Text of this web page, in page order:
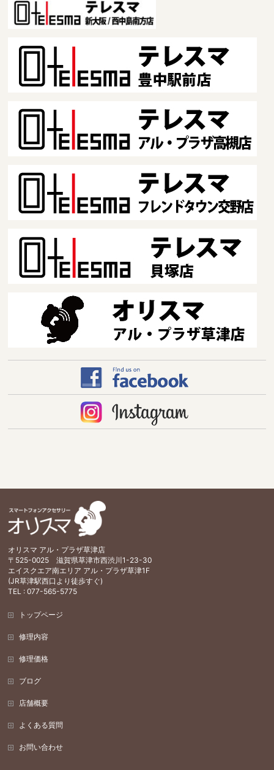
オリスマ アル・プラザ草津店
〒525-0025 滋賀県草津市西渋川1-23-30
エイスクエア南エリア アル・プラザ草津1F
(JR草津駅西口より徒歩すぐ)
TEL : 077-565-5775
トップページ
修理内容
修理価格
ブログ
店舗概要
よくある質問
お問い合わせ